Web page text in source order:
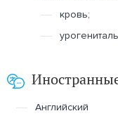
кровь;
Английский